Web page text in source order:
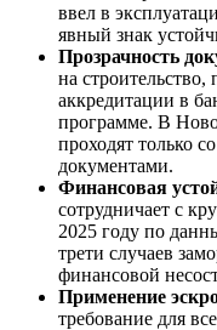
ввел в
явный знак
Прозрачность
на
аккредитации в
программе. В
проходят только
документами.
Финансовая
сотрудничает с
2025 году по
трети случаев
финансовой
Применение
требование для